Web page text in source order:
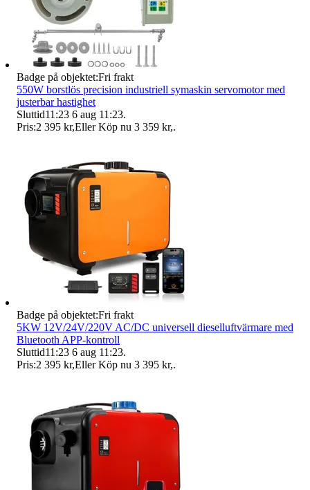
Badge på objektet:Fri frakt
550W borstlös precision industriell symaskin servomotor med
justerbar hastighet
Sluttid11:23 6 aug 11:23.
Pris:2 395 kr,Eller Köp nu 3 359 kr,.
Badge på objektet:Fri frakt
5KW 12V/24V/220V AC/DC universell dieselluftvärmare med
Bluetooth APP-kontroll
Sluttid11:23 6 aug 11:23.
Pris:2 395 kr,Eller Köp nu 3 395 kr,.